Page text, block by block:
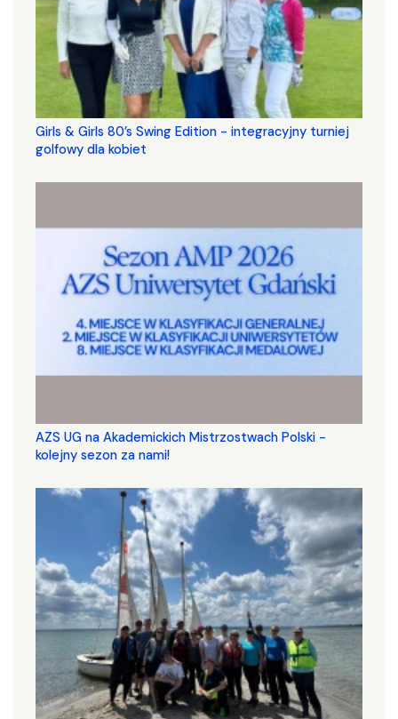
Girls & Girls 80’s Swing Edition - integracyjny turniej
golfowy dla kobiet
AZS UG na Akademickich Mistrzostwach Polski -
kolejny sezon za nami!